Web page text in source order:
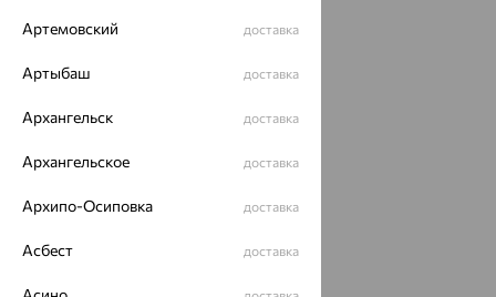
Артемовский доставка
Артыбаш доставка
Архангельск доставка
Архангельское доставка
Архипо-Осиповка доставка
Асбест доставка